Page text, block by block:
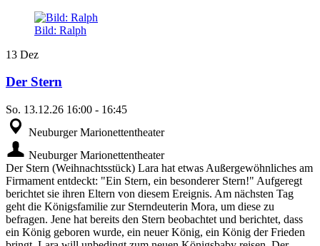
Bild: Ralph
13 Dez
Der Stern
So. 13.12.26 16:00 - 16:45
Neuburger Marionettentheater
Neuburger Marionettentheater
Der Stern (Weihnachtsstück) Lara hat etwas Außergewöhnliches am
Firmament entdeckt: "Ein Stern, ein besonderer Stern!" Aufgeregt
berichtet sie ihren Eltern von diesem Ereignis. Am nächsten Tag
geht die Königsfamilie zur Sterndeuterin Mora, um diese zu
befragen. Jene hat bereits den Stern beobachtet und berichtet, dass
ein König geboren wurde, ein neuer König, ein König der Frieden